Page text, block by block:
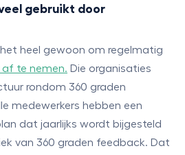
gebruikt door
het heel gewoon om regelmatig
te nemen. Die organisaties
rondom 360 graden
medewerkers hebben een
dat jaarlijks wordt bijgesteld
van 360 graden feedback. Dat